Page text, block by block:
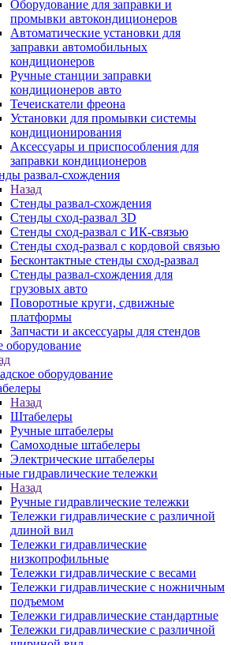
Оборудование для заправки и
промывки автокондиционеров
Автоматические установки для
заправки автомобильных
кондиционеров
Ручные станции заправки
кондиционеров авто
Течеискатели фреона
Установки для промывки системы
кондиционирования
Аксессуары и приспособления для
заправки кондиционеров
развал-схождения
Назад
Стенды развал-схождения
Стенды сход-развал 3D
Стенды сход-развал с ИК-связью
Стенды сход-развал с кордовой связью
Бесконтактные стенды сход-развал
Стенды развал-схождения для
грузовых авто
Поворотные круги, сдвижные
платформы
Запчасти и аксессуары для стендов
оборудование
оборудование
Назад
Штабелеры
Ручные штабелеры
Самоходные штабелеры
Электрические штабелеры
гидравлические тележки
Назад
Ручные гидравлические тележки
Тележки гидравлические с различной
длиной вил
Тележки гидравлические
низкопрофильные
Тележки гидравлические с весами
Тележки гидравлические с ножничным
подъемом
Тележки гидравлические стандартные
Тележки гидравлические с различной